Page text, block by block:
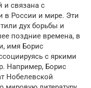
и связана с
в России и мире. Эти
дух борьбы и
поздние времена, в
имя Борис
с яркими
Например, Борис
Нобелевской